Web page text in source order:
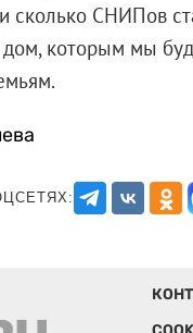
сколько СНИПов
дом, которым мы
семьям.